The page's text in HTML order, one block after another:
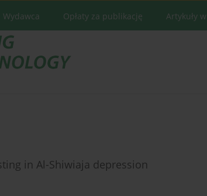
Wydawca Opłaty za publikację Artykuły
in Al-Shiwiaja depression